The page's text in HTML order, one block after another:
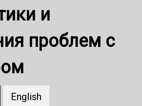
и
проблем с
English